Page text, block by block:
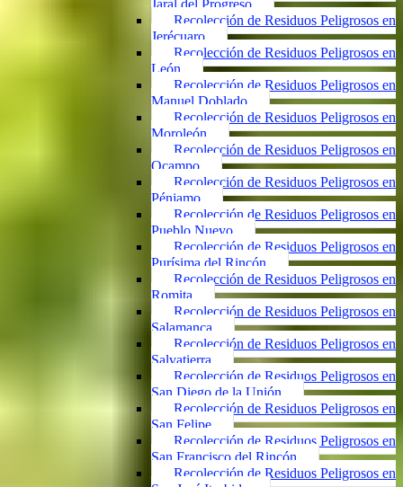
Jaral del Progreso
Recolección de Residuos Peligrosos en
Jerécuaro
Recolección de Residuos Peligrosos en
León
Recolección de Residuos Peligrosos en
Manuel Doblado
Recolección de Residuos Peligrosos en
Moroleón
Recolección de Residuos Peligrosos en
Ocampo
Recolección de Residuos Peligrosos en
Pénjamo
Recolección de Residuos Peligrosos en
Pueblo Nuevo
Recolección de Residuos Peligrosos en
Purísima del Rincón
Recolección de Residuos Peligrosos en
Romita
Recolección de Residuos Peligrosos en
Salamanca
Recolección de Residuos Peligrosos en
Salvatierra
Recolección de Residuos Peligrosos en
San Diego de la Unión
Recolección de Residuos Peligrosos en
San Felipe
Recolección de Residuos Peligrosos en
San Francisco del Rincón
Recolección de Residuos Peligrosos en